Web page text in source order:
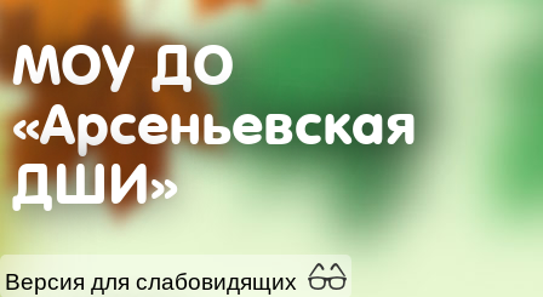
МОУ ДО
«Арсеньевская
ДШИ»
Версия для слабовидящих